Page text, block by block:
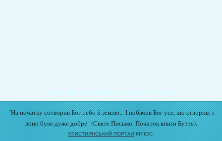
Подати записку на молитву Богослужіння онлайн
"На початку сотворив Бог небо й землю... І побачив Бог усе, що створив: і
воно було дуже добре" (Святе Письмо. Початок книги Буття).
ХРИСТИЯНСЬКИЙ ПОРТАЛ КІРІОС.